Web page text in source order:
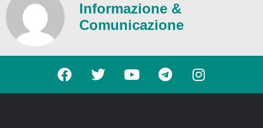
Informazione &
Comunicazione